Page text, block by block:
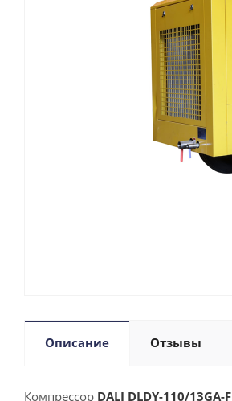
Описание Отзывы
Компрессор DALI DLDY-110/13GA-F